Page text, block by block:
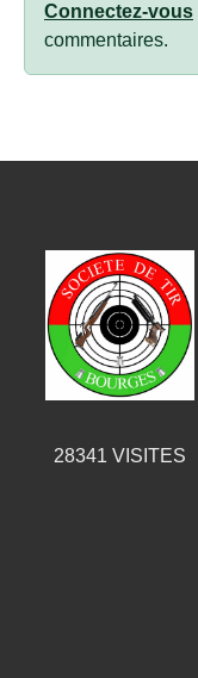
Connectez-vous
commentaires.
28341 VISITES